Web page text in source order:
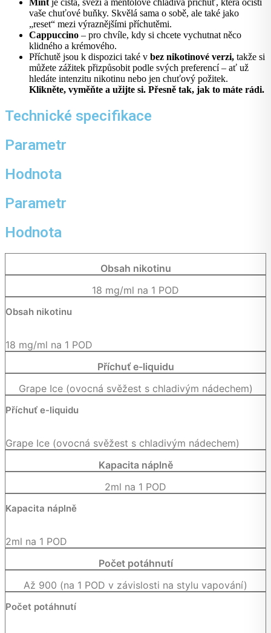
vaše chuťové buňky. Skvělá sama o sobě, ale také jako
„reset“ mezi výraznějšími příchutěmi.
Cappuccino – pro chvíle, kdy si chcete vychutnat něco
klidného a krémového.
Příchutě jsou k dispozici také v bez nikotinové verzi, takže si
můžete zážitek přizpůsobit podle svých preferencí – ať už
hledáte intenzitu nikotinu nebo jen chuťový požitek.
Klikněte, vyměňte a užijte si. Přesně tak, jak to máte rádi.
Technické specifikace
Parametr
Hodnota
Parametr
Hodnota
Obsah nikotinu
18 mg/ml na 1 POD
Obsah nikotinu
18 mg/ml na 1 POD
Příchuť e-liquidu
Grape Ice (ovocná svěžest s chladivým nádechem)
Příchuť e-liquidu
Grape Ice (ovocná svěžest s chladivým nádechem)
Kapacita náplně
2ml na 1 POD
Kapacita náplně
2ml na 1 POD
Počet potáhnutí
Až 900 (na 1 POD v závislosti na stylu vapování)
Počet potáhnutí